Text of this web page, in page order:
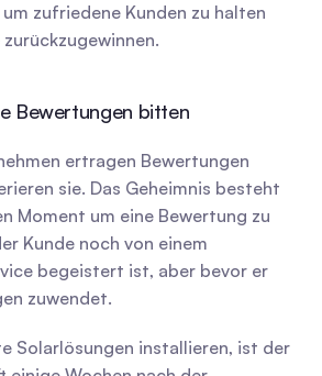
zufriedene Kunden zu halten
Bewertungen bitten
ertragen Bewertungen
sie. Das Geheimnis besteht
Moment um eine Bewertung zu
Kunde noch von einem
begeistert ist, aber bevor er
zuwendet.
Solarlösungen installieren, ist der